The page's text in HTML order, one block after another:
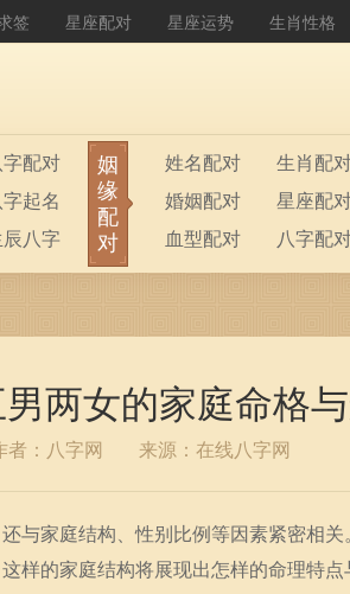
签 星座配对 星座运势 生肖性格
字配对
字起名
八字
排盘
姻
缘
配
对
姓名配对
生肖配
婚姻配对
星座配
血型配对
八字配
两女的家庭命格
者：八字网 来源：在线八字网
与家庭结构、性别比例等因素紧密相
的家庭结构将展现出怎样的命理特点